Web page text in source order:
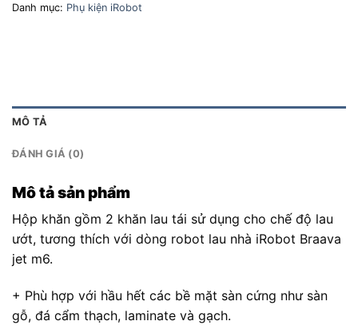
Danh mục: Phụ kiện iRobot
MÔ TẢ
ĐÁNH GIÁ (0)
Mô tả sản phẩm
Hộp khăn gồm 2 khăn lau tái sử dụng cho chế độ lau
ướt, tương thích với dòng robot lau nhà iRobot Braava
jet m6.
+ Phù hợp với hầu hết các bề mặt sàn cứng như sàn
gỗ, đá cẩm thạch, laminate và gạch.